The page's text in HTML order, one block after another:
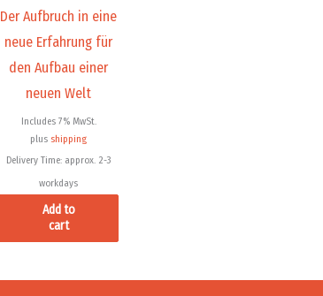
Der Aufbruch in eine
neue Erfahrung für
den Aufbau einer
neuen Welt
Includes 7% MwSt.
plus shipping
Delivery Time: approx. 2-3
workdays
Add to
cart